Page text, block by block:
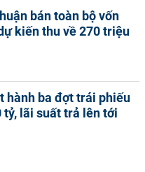
bán toàn bộ vốn
kiến thu về 270 triệu
hành ba đợt trái phiếu
tỷ, lãi suất trả lên tới